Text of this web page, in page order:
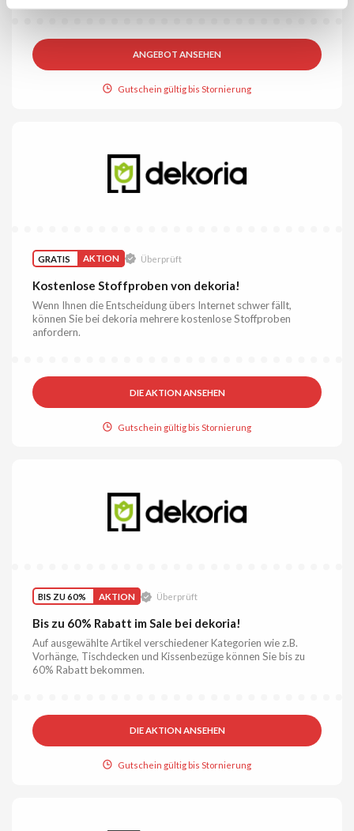
ANGEBOT ANSEHEN
Gutschein gültig bis Stornierung
GRATIS AKTION Überprüft
Kostenlose Stoffproben von dekoria!
Wenn Ihnen die Entscheidung übers Internet schwer fällt,
können Sie bei dekoria mehrere kostenlose Stoffproben
anfordern.
DIE AKTION ANSEHEN
Gutschein gültig bis Stornierung
BIS ZU 60% AKTION Überprüft
Bis zu 60% Rabatt im Sale bei dekoria!
Auf ausgewählte Artikel verschiedener Kategorien wie z.B.
Vorhänge, Tischdecken und Kissenbezüge können Sie bis zu
60% Rabatt bekommen.
DIE AKTION ANSEHEN
Gutschein gültig bis Stornierung